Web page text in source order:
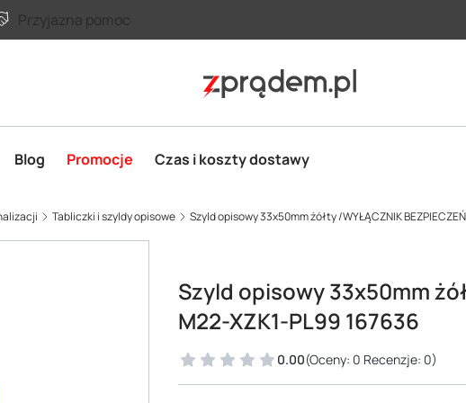
Przyjazna pomoc
Blog Promocje Czas i koszty dostawy
Tabliczki i szyldy opisowe Szyld opisowy 33x50mm żółty /WYŁĄCZNIK
Szyld opisowy 33x50mm
M22-XZK1-PL99 167636
0.00(Oceny: 0 Recenzje: 0)